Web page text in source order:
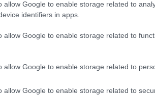
allow Google to enable storage related to
identifiers in apps.
allow Google to enable storage related to
allow Google to enable storage related to
allow Google to enable storage related to